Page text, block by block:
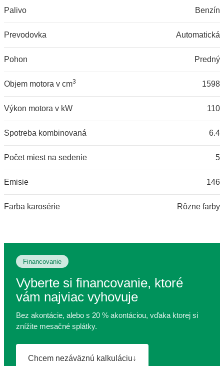
Palivo Benzín
Prevodovka Automatická
Pohon Predný
Objem motora v cm3 1598
Výkon motora v kW 110
Spotreba kombinovaná 6.4
Počet miest na sedenie 5
Emisie 146
Farba karosérie Rôzne farby
Financovanie
Vyberte si financovanie, ktoré
vám najviac vyhovuje
Bez akontácie, alebo s 20 % akontáciou, vďaka ktorej si
znížite mesačné splátky.
Chcem nezáväznú kalkuláciu↓